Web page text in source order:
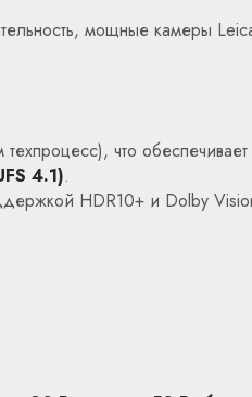
мощные камеры
техпроцесс), что
4.1).
HDR10+ и Dolby